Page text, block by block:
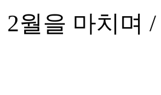
CULTURE
2월을 마치며